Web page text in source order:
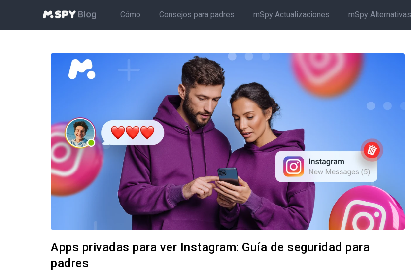
Cómo Consejos para padres mSpy Actualizaciones mSpy Alternativas
Apps privadas para ver Instagram: Guía de seguridad para
padres